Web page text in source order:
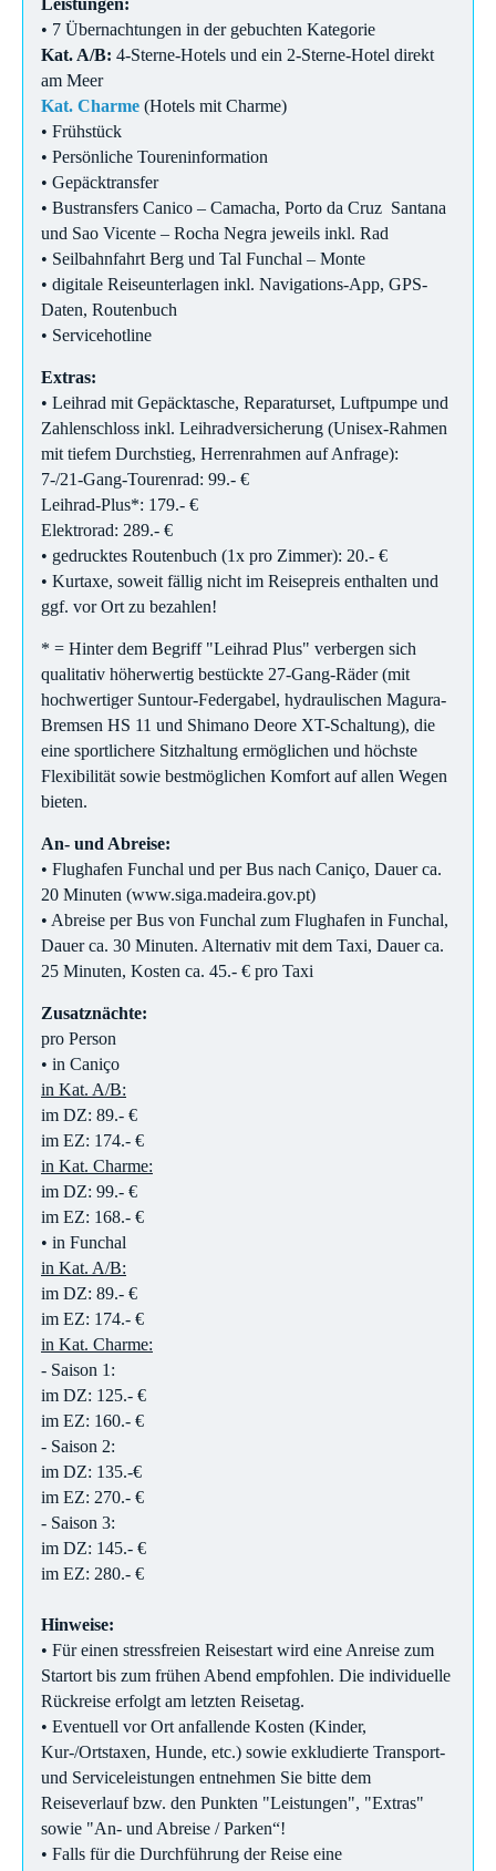
• 7 Übernachtungen in der gebuchten Kategorie
Kat. A/B: 4-Sterne-Hotels und ein 2-Sterne-Hotel direkt
am Meer
Kat. Charme (Hotels mit Charme)
• Frühstück
• Persönliche Toureninformation
• Gepäcktransfer
• Bustransfers Canico – Camacha, Porto da Cruz Santana
und Sao Vicente – Rocha Negra jeweils inkl. Rad
• Seilbahnfahrt Berg und Tal Funchal – Monte
• digitale Reiseunterlagen inkl. Navigations-App, GPS-
Daten, Routenbuch
• Servicehotline
Extras:
• Leihrad mit Gepäcktasche, Reparaturset, Luftpumpe und
Zahlenschloss inkl. Leihradversicherung (Unisex-Rahmen
mit tiefem Durchstieg, Herrenrahmen auf Anfrage):
7-/21-Gang-Tourenrad: 99.- €
Leihrad-Plus*: 179.- €
Elektrorad: 289.- €
• gedrucktes Routenbuch (1x pro Zimmer): 20.- €
• Kurtaxe, soweit fällig nicht im Reisepreis enthalten und
ggf. vor Ort zu bezahlen!
* = Hinter dem Begriff "Leihrad Plus" verbergen sich
qualitativ höherwertig bestückte 27-Gang-Räder (mit
hochwertiger Suntour-Federgabel, hydraulischen Magura-
Bremsen HS 11 und Shimano Deore XT-Schaltung), die
eine sportlichere Sitzhaltung ermöglichen und höchste
Flexibilität sowie bestmöglichen Komfort auf allen Wegen
bieten.
An- und Abreise:
• Flughafen Funchal und per Bus nach Caniço, Dauer ca.
20 Minuten (www.siga.madeira.gov.pt)
• Abreise per Bus von Funchal zum Flughafen in Funchal,
Dauer ca. 30 Minuten. Alternativ mit dem Taxi, Dauer ca.
25 Minuten, Kosten ca. 45.- € pro Taxi
Zusatznächte:
pro Person
• in Caniço
in Kat. A/B:
im DZ: 89.- €
im EZ: 174.- €
in Kat. Charme:
im DZ: 99.- €
im EZ: 168.- €
• in Funchal
in Kat. A/B:
im DZ: 89.- €
im EZ: 174.- €
in Kat. Charme:
​- Saison 1:
im DZ: 125.- €
im EZ: 160.- €
- Saison 2:
im DZ: 135.-€
im EZ: 270.- €
- Saison 3:
im DZ: 145.- €
im EZ: 280.- €
Hinweise:
• Für einen stressfreien Reisestart wird eine Anreise zum
Startort bis zum frühen Abend empfohlen. Die individuelle
Rückreise erfolgt am letzten Reisetag.
• Eventuell vor Ort anfallende Kosten (Kinder,
Kur-/Ortstaxen, Hunde, etc.) sowie exkludierte Transport-
und Serviceleistungen entnehmen Sie bitte dem
Reiseverlauf bzw. den Punkten "Leistungen", "Extras"
sowie "An- und Abreise / Parken“!
• Falls für die Durchführung der Reise eine